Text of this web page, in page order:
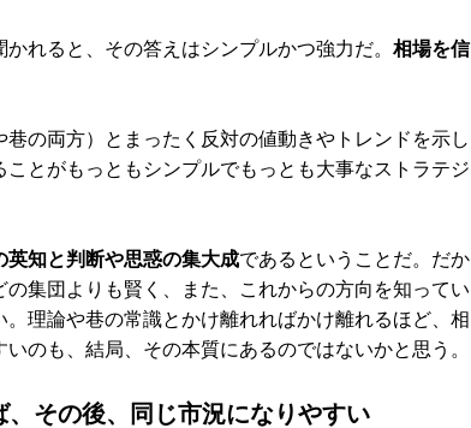
れると、その答えはシンプルかつ強力だ。 相場を信
の両方）とまったく反対の値動きやトレンドを示し
とがもっともシンプルでもっとも大事なストラテジ
英知と判断や思惑の集大成であるということだ。だか
集団よりも賢く、また、これからの方向を知ってい
理論や巷の常識とかけ離れればかけ離れるほど、相
のも、結局、その本質にあるのではないかと思う。
その後、同じ市況になりやすい